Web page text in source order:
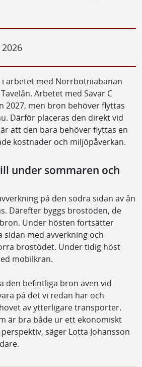
i arbetet med Norrbotniabanan
Arbetet med Sävar C
2027, men bron behöver flyttas
Därför placeras den direkt vid
att den bara behöver flyttas en
kostnader och miljöpåverkan.
under sommaren och
på den södra sidan av ån
Därefter byggs brostöden, de
Under hösten fortsätter
med avverkning och
brostödet. Under tidig höst
mobilkran.
den befintliga bron även vid
på det vi redan har och
av ytterligare transporter.
är bra både ur ett ekonomiskt
säger Lotta Johansson